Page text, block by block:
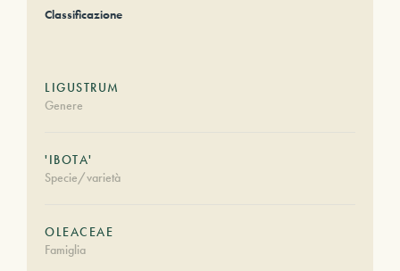
Classificazione
LIGUSTRUM
Genere
'IBOTA'
Specie/varietà
OLEACEAE
Famiglia